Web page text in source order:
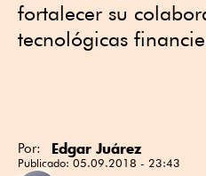
fortalecer su
tecnológicas
Por: Edgar Juárez
Publicado: 05.09.2018 - 23:43